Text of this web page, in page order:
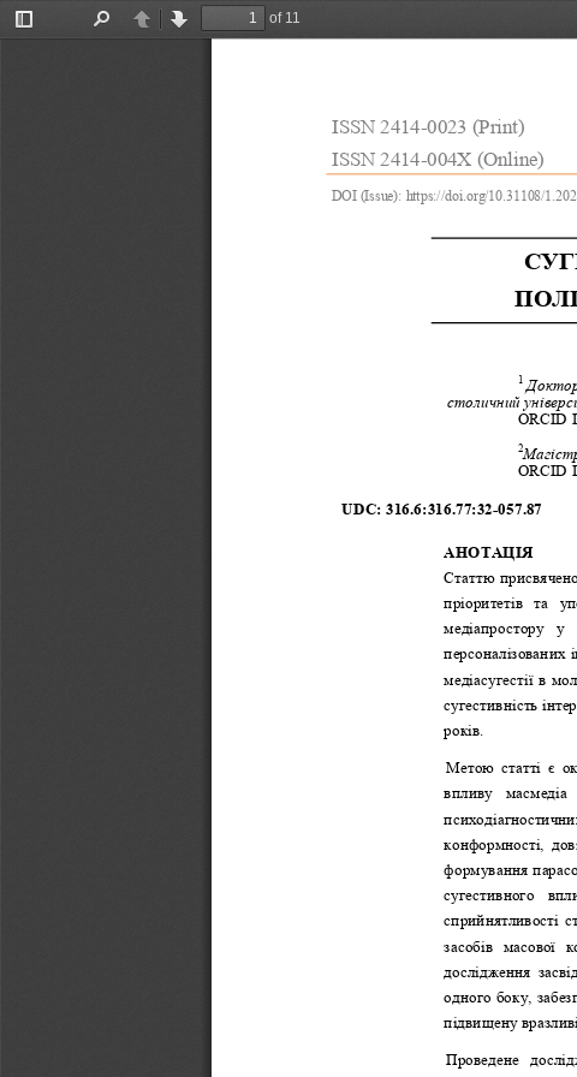
Toggle
PreviousNext
of 11
ISSN 2414-0023 (Print)
ISSN 2414-004X (Online)
DOI (Issue): https://doi.org/10.31108/
1
столичний
ORCID
2
ORCID
UDC: 316.6:316.77:32-057.87
АНОТАЦІЯ
Статтю
пріоритетів  та
медіапростору  у
персоналізованих
медіасугестії в
сугестивність
років.
Метою  статті  є
впливу  масмедіа
конформності,
формування
сугестивного
сприйнятливості
засобів  масової
дослідження
одного боку,
підвищену
Проведене